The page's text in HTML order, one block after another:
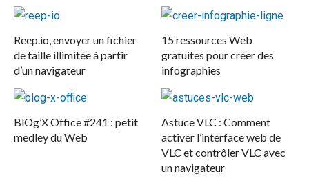
Reep.io, envoyer un fichier
de taille illimitée à partir
d’un navigateur
15 ressources Web
gratuites pour créer des
infographies
BlOg’X Office #241 : petit
medley du Web
Astuce VLC : Comment
activer l’interface web de
VLC et contrôler VLC avec
un navigateur